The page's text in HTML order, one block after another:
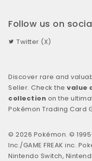
Follow us on
Twitter (X)
Discover rare and
Seller. Check thevalue
collection on the
Pokémon Trading Card
© 2026 Pokémon. ©
Inc./GAME FREAK inc.
Nintendo Switch,